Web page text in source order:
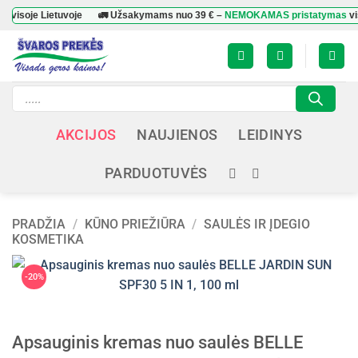
Skip
content
Lietuvoje 🚛 Užsakymams nuo39 €– NEMOKAMAS pristatymasvisoje
Products
search
AKCIJOS NAUJIENOS LEIDINYS
PARDUOTUVĖS
PRADŽIA / KŪNO PRIEŽIŪRA / SAULĖS IR ĮDEGIO
KOSMETIKA
-20%
Apsauginis kremas nuo saulės BELLE